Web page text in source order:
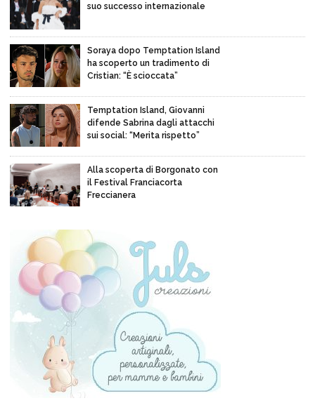
suo successo internazionale
Soraya dopo Temptation Island
ha scoperto un tradimento di
Cristian: “È scioccata”
Temptation Island, Giovanni
difende Sabrina dagli attacchi
sui social: “Merita rispetto”
Alla scoperta di Borgonato con
il Festival Franciacorta
Freccianera